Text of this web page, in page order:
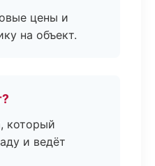
цены и
на объект.
который
и ведёт